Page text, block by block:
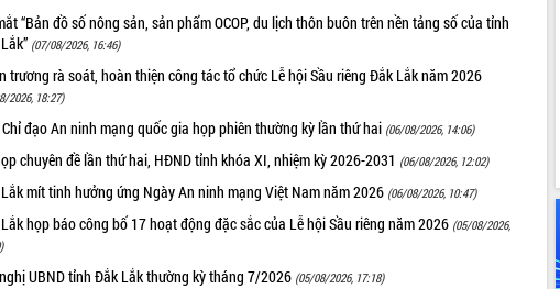
“Bản đồ số nông sản, sản phẩm OCOP, du lịch thôn buôn trên nền tảng số của tỉnh
(07/08/2026, 16:46)
trương rà soát, hoàn thiện công tác tổ chức Lễ hội Sầu riêng Đắk Lắk năm 2026
2026, 18:27)
đạo An ninh mạng quốc gia họp phiên thường kỳ lần thứ hai (06/08/2026, 14:06)
chuyên đề lần thứ hai, HĐND tỉnh khóa XI, nhiệm kỳ 2026-2031 (06/08/2026, 12:02)
mít tinh hưởng ứng Ngày An ninh mạng Việt Nam năm 2026 (06/08/2026, 10:47)
họp báo công bố 17 hoạt động đặc sắc của Lễ hội Sầu riêng năm 2026 (05/08/2026,
UBND tỉnh Đắk Lắk thường kỳ tháng 7/2026 (05/08/2026, 17:18)